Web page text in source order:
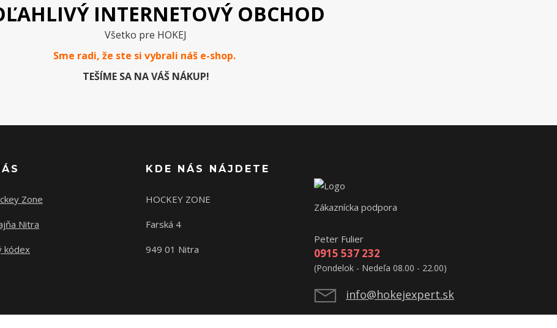
INTERNETOVÝ OBCHOD
Všetko pre HOKEJ
Sme radi, že ste si vybrali náš e-shop.
TEŠÍME SA NA VÁŠ NÁKUP!
Zone
Nitra
kódex
KDE NÁS NÁJDETE
HOCKEY ZONE
Farská 4
949 01 Nitra
Zákaznícka podpora
Peter Fulier
0915 537 232
(Pondelok - Nedeľa 08.00 - 22.00)
info@hokejexpert.sk